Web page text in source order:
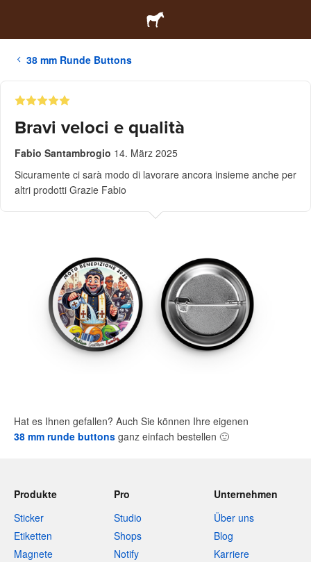
38 mm Runde Buttons
Bravi veloci e qualità
Fabio Santambrogio 14. März 2025
Sicuramente ci sarà modo di lavorare ancora insieme anche per
altri prodotti Grazie Fabio
Hat es Ihnen gefallen? Auch Sie können Ihre eigenen
38 mm runde buttons ganz einfach bestellen 🙂
Produkte
Sticker
Etiketten
Magnete
Pro
Studio
Shops
Notify
Unternehmen
Über uns
Blog
Karriere